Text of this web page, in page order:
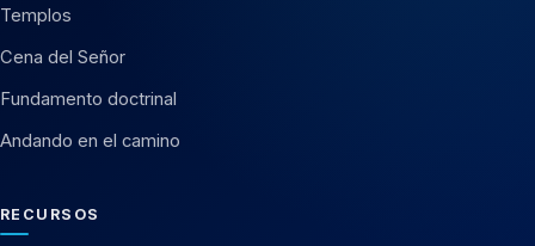
Templos
Cena del Señor
Fundamento doctrinal
Andando en el camino
RECURSOS